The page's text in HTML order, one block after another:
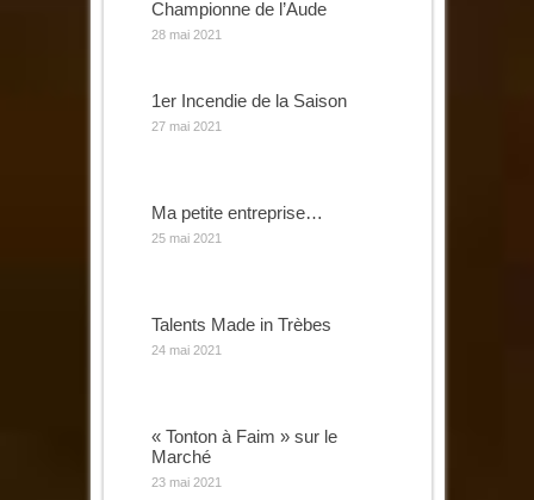
Championne de l’Aude
28 mai 2021
1er Incendie de la Saison
27 mai 2021
Ma petite entreprise…
25 mai 2021
Talents Made in Trèbes
24 mai 2021
« Tonton à Faim » sur le
Marché
23 mai 2021